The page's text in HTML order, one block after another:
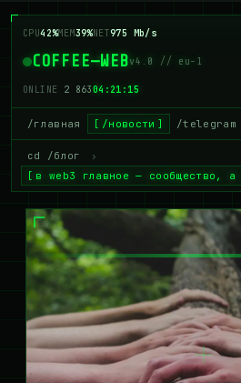
CPU43%MEM40%NET990 Mb/s
COFFEE—WEBv4.0 // eu-1
ONLINE 2 85804:21:16
/главная /новости /telegram
cd /блог
›
в web3 главное — сообщество, а